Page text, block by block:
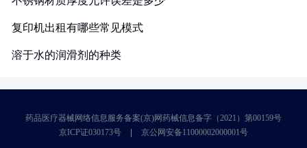
复印机出租有哪些常见模式
溶于水的润滑剂的种类
药品医疗器械网络信息服务备案(京)网药械信息备字（2021）第00159号
京ICP证030173号
京公网安备11000002000001号